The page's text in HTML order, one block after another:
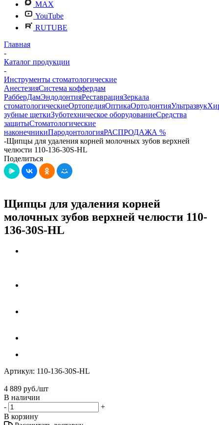
MAX
YouTube
RUTUBE
Главная
-
Каталог продукции
-
Инструменты стоматологические
АнестезияСистема коффердам
РабберДамЭндодонтияРеставрацияЗеркала
стоматологическиеОртопедияОптикаОртодонтияУльтразвук
зубные щеткиЗуботехническое оборудованиеСредства
защитыСтоматологические
наконечникиПародонтологияРАСПРОДАЖА %
-Щипцы для удаления корней молочных зубов верхней
челюсти 110-136-30S-HL
Поделиться
Щипцы для удаления корней
молочных зубов верхней челюсти 110-
136-30S-HL
Артикул: 110-136-30S-HL
4 889 руб./шт
В наличии
-
+
В корзину